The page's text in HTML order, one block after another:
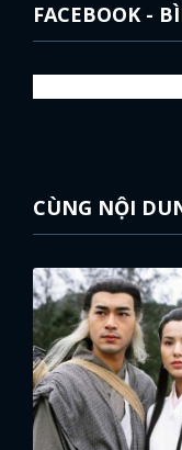
FACEBOOK -
CÙNG NỘI